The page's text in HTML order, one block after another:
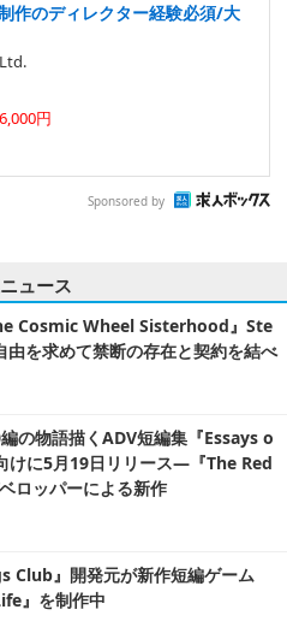
作のディレクター経験必須/大
円
Sponsored by
ュース
Cosmic Wheel Sisterhood』Ste
を求めて禁断の存在と契約を結べ
の物語描くADV短編集『Essays o
けに5月19日リリース―『The Red
ロッパーによる新作
Club』開発元が新作短編ゲーム
』を制作中